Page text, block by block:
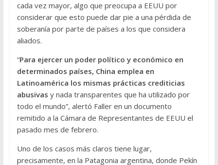
cada vez mayor, algo que preocupa a EEUU por
considerar que esto puede dar pie a una pérdida de
soberanía por parte de países a los que considera
aliados.
“Para ejercer un poder político y económico en
determinados países, China emplea en
Latinoamérica los mismas prácticas crediticias
abusivas y nada transparentes que ha utilizado por
todo el mundo”, alertó Faller en un documento
remitido a la Cámara de Representantes de EEUU el
pasado mes de febrero.
Uno de los casos más claros tiene lugar,
precisamente, en la Patagonia argentina, donde Pekín